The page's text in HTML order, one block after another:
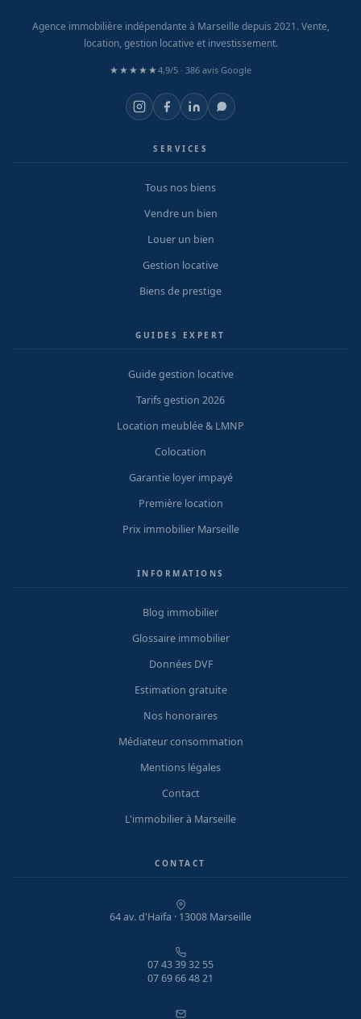
Agence immobilière indépendante à Marseille depuis 2021. Vente,
location, gestion locative et investissement.
★★★★★4,9/5 · 386 avis Google
SERVICES
Tous nos biens
Vendre un bien
Louer un bien
Gestion locative
Biens de prestige
GUIDES EXPERT
Guide gestion locative
Tarifs gestion 2026
Location meublée & LMNP
Colocation
Garantie loyer impayé
Première location
Prix immobilier Marseille
INFORMATIONS
Blog immobilier
Glossaire immobilier
Données DVF
Estimation gratuite
Nos honoraires
Médiateur consommation
Mentions légales
Contact
L'immobilier à Marseille
CONTACT
64 av. d'Haïfa · 13008 Marseille
07 43 39 32 55
07 69 66 48 21